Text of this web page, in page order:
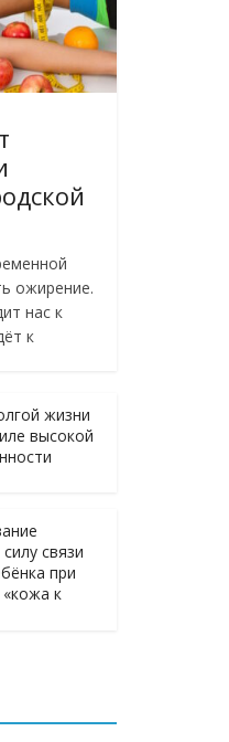
ожирение.
нас к
к
жизни
высокой
связи
при
к